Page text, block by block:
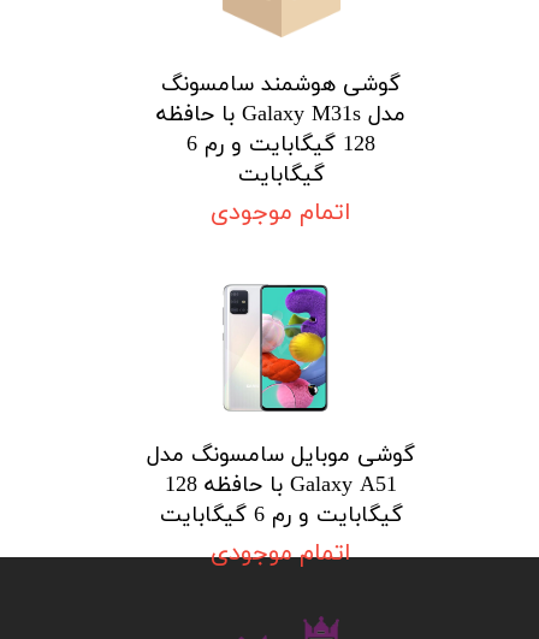
گوشی هوشمند سامسونگ
مدل Galaxy M31s با حافظه
128 گیگابایت و رم 6
گیگابایت
اتمام موجودی
گوشی موبایل سامسونگ مدل
Galaxy A51 با حافظه 128
گیگابایت و رم 6 گیگابایت
اتمام موجودی